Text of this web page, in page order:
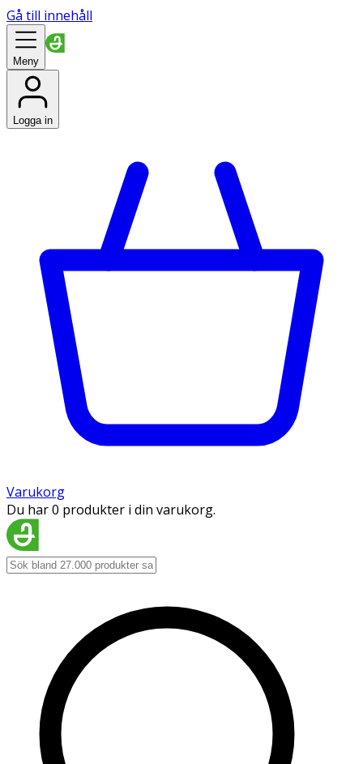
Gå till innehåll
Meny
Logga in
Varukorg
Du har 0 produkter i din varukorg.